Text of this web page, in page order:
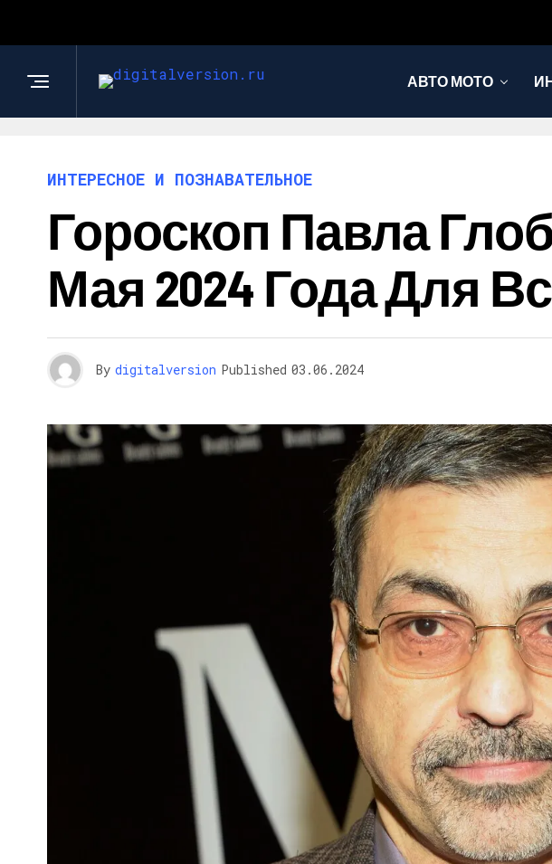
АВТО МОТО
ИНТЕРЕСНОЕ И ПОЗНАВАТЕЛЬНОЕ
Гороскоп Павла
Мая 2024 Года Для
By digitalversion Published 03.06.2024